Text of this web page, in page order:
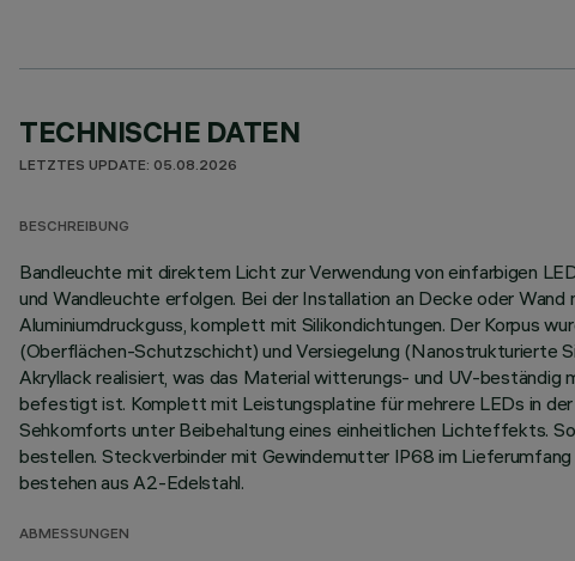
TECHNISCHE DATEN
LETZTES UPDATE: 05.08.2026
BESCHREIBUNG
Bandleuchte mit direktem Licht zur Verwendung von einfarbigen
und Wandleuchte erfolgen. Bei der Installation an Decke oder
Aluminiumdruckguss, komplett mit Silikondichtungen. Der Korpus
(Oberflächen-Schutzschicht) und Versiegelung (Nanostrukturierte
Akryllack realisiert, was das Material witterungs- und UV-beständig
befestigt ist. Komplett mit Leistungsplatine für mehrere LEDs in
Sehkomforts unter Beibehaltung eines einheitlichen Lichteffekts.
bestellen. Steckverbinder mit Gewindemutter IP68 im
bestehen aus A2-Edelstahl.
ABMESSUNGEN